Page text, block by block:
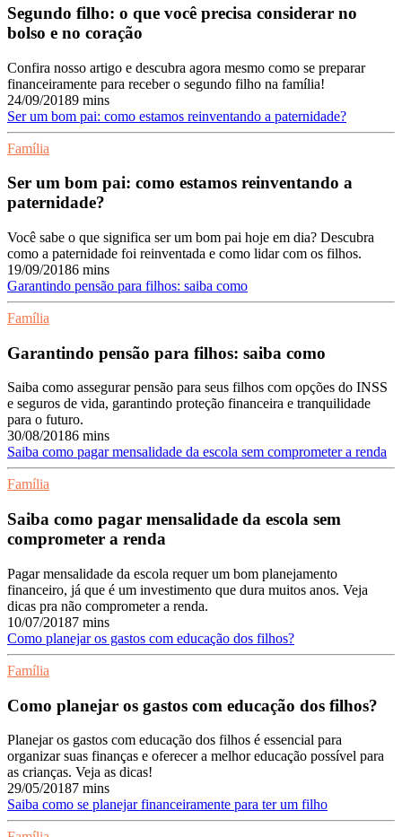
Segundo filho: o que você precisa considerar no
bolso e no coração
Confira nosso artigo e descubra agora mesmo como se preparar
financeiramente para receber o segundo filho na família!
24/09/20189 mins
Ser um bom pai: como estamos reinventando a paternidade?
Família
Ser um bom pai: como estamos reinventando a
paternidade?
Você sabe o que significa ser um bom pai hoje em dia? Descubra
como a paternidade foi reinventada e como lidar com os filhos.
19/09/20186 mins
Garantindo pensão para filhos: saiba como
Família
Garantindo pensão para filhos: saiba como
Saiba como assegurar pensão para seus filhos com opções do INSS
e seguros de vida, garantindo proteção financeira e tranquilidade
para o futuro.
30/08/20186 mins
Saiba como pagar mensalidade da escola sem comprometer a renda
Família
Saiba como pagar mensalidade da escola sem
comprometer a renda
Pagar mensalidade da escola requer um bom planejamento
financeiro, já que é um investimento que dura muitos anos. Veja
dicas pra não comprometer a renda.
10/07/20187 mins
Como planejar os gastos com educação dos filhos?
Família
Como planejar os gastos com educação dos filhos?
Planejar os gastos com educação dos filhos é essencial para
organizar suas finanças e oferecer a melhor educação possível para
as crianças. Veja as dicas!
29/05/20187 mins
Saiba como se planejar financeiramente para ter um filho